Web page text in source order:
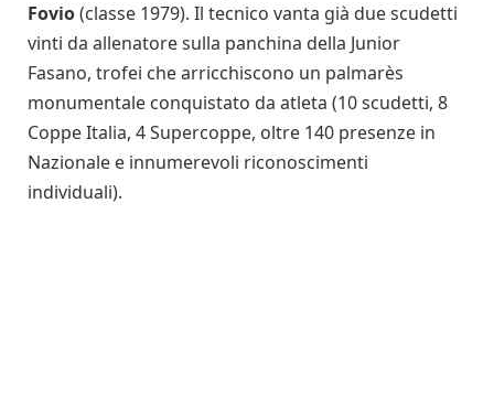
Fovio(classe 1979). Il tecnico vanta già due scudetti
vinti da allenatore sulla panchina della Junior
Fasano, trofei che arricchiscono un palmarès
monumentale conquistato da atleta (10 scudetti, 8
Coppe Italia, 4 Supercoppe, oltre 140 presenze in
Nazionale e innumerevoli riconoscimenti
individuali).